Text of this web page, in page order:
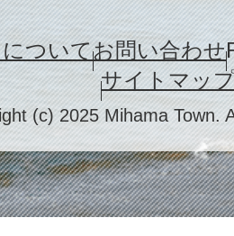
ついてお問い合わせ
サイトマッ
(c) 2025 Mihama Town.